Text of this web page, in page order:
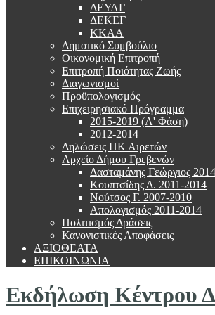
ΔΕΥΑΓ
ΔΕΚΕΓ
ΚΚΑΑ
Δημοτικό Συμβούλιο
Οικονομική Επιτροπή
Επιτροπή Ποιότητας Ζωής
Διαγωνισμοί
Προϋπολογισμός
Επιχειρησιακό Πρόγραμμα
2015-2019 (Α' Φάση)
2012-2014
Δηλώσεις ΠΚ Αιρετών
Αρχείο Δήμου Γρεβενών
Δασταμάνης Γεώργιος
Κουπτσίδης Δ. 2011-2014
Νούτσος Γ. 2007-2010
Απολογισμός 2011-2014
Πολιτισμός Δράσεις
Κανονιστικές Αποφάσεις
ΑΞΙΟΘΕΑΤΑ
ΕΠΙΚΟΙΝΩΝΙΑ
Εκδήλωση Κέντρου